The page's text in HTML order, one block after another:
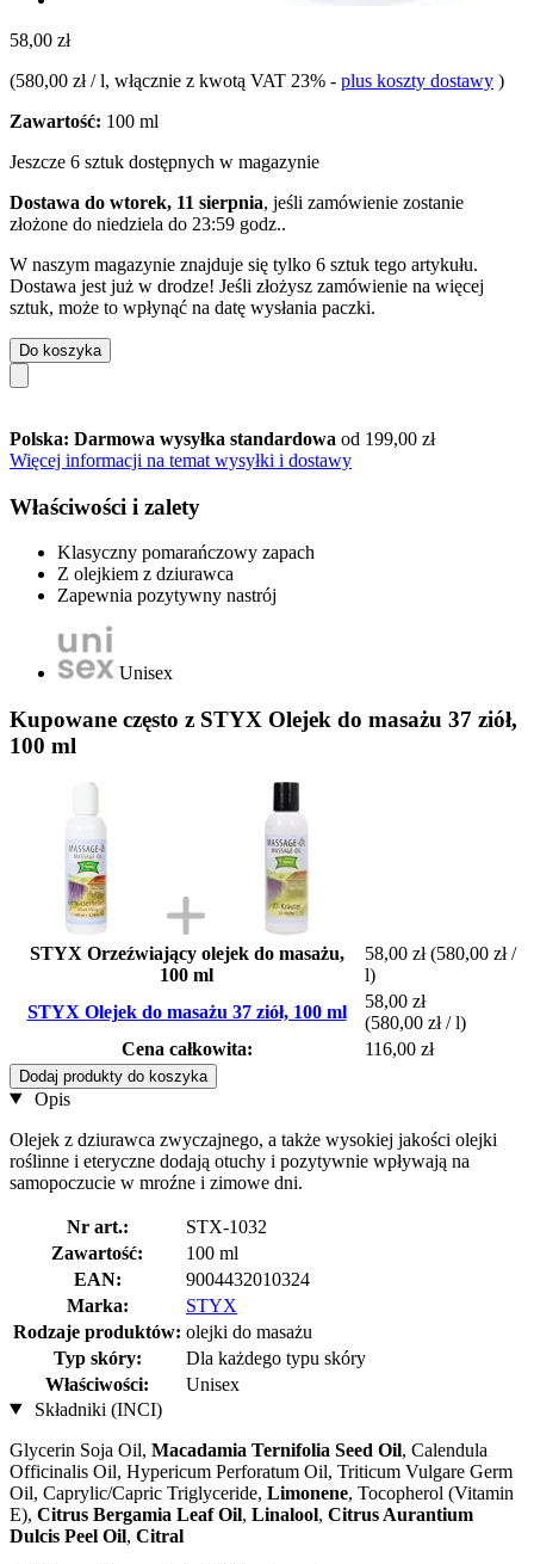
58,00 zł
(580,00 zł / l, włącznie z kwotą VAT 23% - plus koszty dostawy )
Zawartość: 100 ml
Jeszcze 6 sztuk dostępnych w magazynie
Dostawa do wtorek, 11 sierpnia, jeśli zamówienie zostanie
złożone do niedziela do 23:59 godz..
W naszym magazynie znajduje się tylko 6 sztuk tego artykułu.
Dostawa jest już w drodze! Jeśli złożysz zamówienie na więcej
sztuk, może to wpłynąć na datę wysłania paczki.
Do koszyka
Polska: Darmowa wysyłka standardowa od 199,00 zł
Więcej informacji na temat wysyłki i dostawy
Właściwości i zalety
Klasyczny pomarańczowy zapach
Z olejkiem z dziurawca
Zapewnia pozytywny nastrój
Unisex
Kupowane często z STYX Olejek do masażu 37 ziół,
100 ml
STYX Orzeźwiający olejek do masażu,
100 ml
58,00 zł (580,00 zł /
l)
STYX Olejek do masażu 37 ziół, 100 ml
58,00 zł
(580,00 zł / l)
Cena całkowita:
116,00 zł
Dodaj produkty do koszyka
Opis
Olejek z dziurawca zwyczajnego, a także wysokiej jakości olejki
roślinne i eteryczne dodają otuchy i pozytywnie wpływają na
samopoczucie w mroźne i zimowe dni.
Nr art.:
STX-1032
Zawartość:
100 ml
EAN:
9004432010324
Marka:
STYX
Rodzaje produktów: olejki do masażu
Typ skóry:
Dla każdego typu skóry
Właściwości:
Unisex
Składniki (INCI)
Glycerin Soja Oil, Macadamia Ternifolia Seed Oil, Calendula
Officinalis Oil, Hypericum Perforatum Oil, Triticum Vulgare Germ
Oil, Caprylic/Capric Triglyceride, Limonene, Tocopherol (Vitamin
E), Citrus Bergamia Leaf Oil, Linalool, Citrus Aurantium
Dulcis Peel Oil, Citral